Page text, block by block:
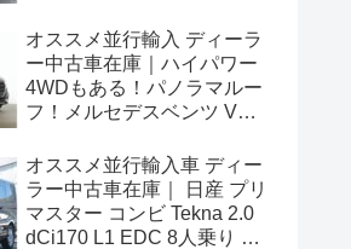
オススメ並行輸入 ディーラ
ー中古車在庫｜ハイパワー
4WDもある！パノラマルー
フ！メルセデスベンツ Vク
ロング 4Matic 9G-Tronic 左
ハンドル
オススメ並行輸入車 ディー
ラー中古車在庫｜ 日産 プリ
マスター コンビ Tekna 2.0
dCi170 L1 EDC 8人乗り 左